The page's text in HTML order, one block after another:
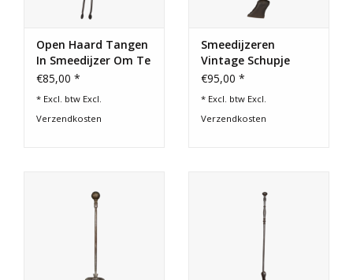
Open Haard Tangen
In Smeedijzer Om Te
Grillen
€85,00 *
* Excl. btw Excl.
Verzendkosten
Smeedijzeren
Vintage Schupje
Voor Een Authentiek
€95,00 *
* Excl. btw Excl.
Verzendkosten